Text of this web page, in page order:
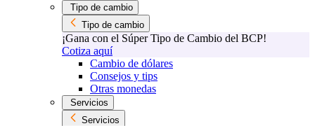
Tipo de cambio
Tipo de cambio
¡Gana con el Súper Tipo de Cambio del BCP!
Cotiza aquí
Cambio de dólares
Consejos y tips
Otras monedas
Servicios
Servicios